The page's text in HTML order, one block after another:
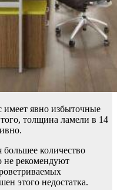
имеет явно избыточные
толщина ламели в 14
большее количество
не рекомендуют
этого недостатка.